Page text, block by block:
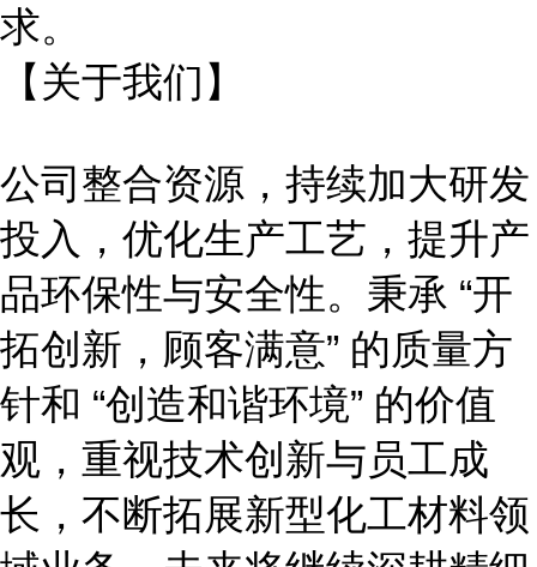
求。
【关于我们】
公司整合资源，持续加大研发
投入，优化生产工艺，提升产
品环保性与安全性。秉承 “开
拓创新，顾客满意” 的质量方
针和 “创造和谐环境” 的价值
观，重视技术创新与员工成
长，不断拓展新型化工材料领